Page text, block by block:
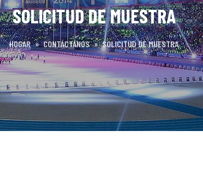
SOLICITUD DE MUESTRA
HOGAR » CONTÁCTANOS » SOLICITUD DE MUESTRA